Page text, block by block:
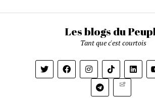
Les blogs du
Tant que c'est courtois